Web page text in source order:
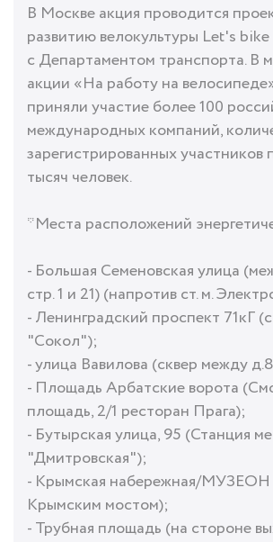
В Москве акция проводится
развитию велокультуры Let's
с Департаментом транспорта. В
акции «На работу на
приняли участие более 100
международных компаний,
зарегистрированных участников
тысяч человек.
*Места расположений
- Большая Семеновская улица
стр. 1 и 21) (напротив ст. м.
- Ленинградский проспект 71кГ
"Сокол");
- улица Вавилова (сквер между
- Площадь Арбатские ворота
площадь, 2/1 ресторан Прага);
- Бутырская улица, 95 (Станция
"Дмитровская");
- Крымская набережная/
Крымским мостом);
- Трубная площадь (на стороне